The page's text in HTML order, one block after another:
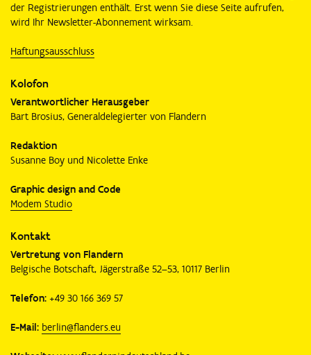
der Registrierungen enthält. Erst wenn Sie diese Seite aufrufen,
wird Ihr Newsletter-Abonnement wirksam.
Haftungsausschluss
Kolofon
Verantwortlicher Herausgeber
Bart Brosius, Generaldelegierter von Flandern
Redaktion
Susanne Boy und Nicolette Enke
Graphic design and Code
Modem Studio
Kontakt
Vertretung von Flandern
Belgische Botschaft, Jägerstraße 52–53, 10117 Berlin
Telefon: +49 30 166 369 57
E-Mail: berlin@flanders.eu